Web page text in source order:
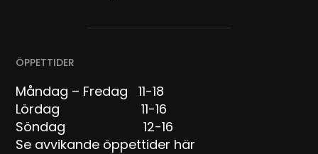
ÖPPETTIDER
Måndag – Fredag 11-18
Lördag 11-16
Söndag 12-16
Se avvikande öppettider här